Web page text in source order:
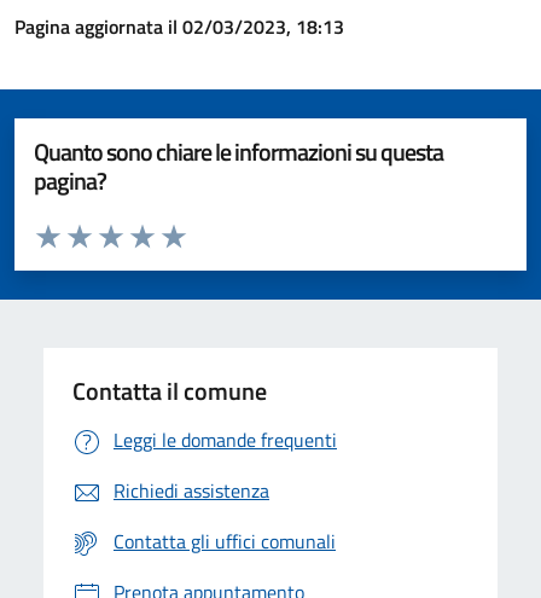
Pagina aggiornata il 02/03/2023, 18:13
Quanto sono chiare le informazioni su questa
pagina?
Valuta da 1 a 5 stelle la pagina
Valuta 5 stelle su 5
Valuta 4 stelle su 5
Valuta 3 stelle su 5
Valuta 2 stelle su 5
Valuta 1 stelle su 5
Contatta il comune
Leggi le domande frequenti
Richiedi assistenza
Contatta gli uffici comunali
Prenota appuntamento